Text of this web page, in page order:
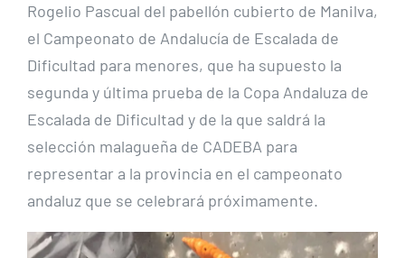
Rogelio Pascual del pabellón cubierto de Manilva,
el Campeonato de Andalucía de Escalada de
Dificultad para menores, que ha supuesto la
segunda y última prueba de la Copa Andaluza de
Escalada de Dificultad y de la que saldrá la
selección malagueña de CADEBA para
representar a la provincia en el campeonato
andaluz que se celebrará próximamente.